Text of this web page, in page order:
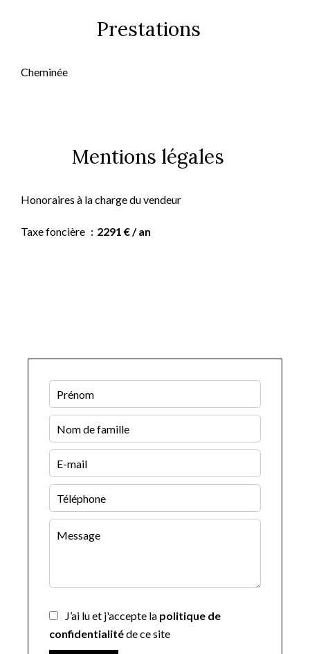
Prestations
Cheminée
Mentions légales
Honoraires à la charge du vendeur
Taxe foncière 2291 € / an
J’ai lu et j'accepte la politique de
confidentialitéde ce site